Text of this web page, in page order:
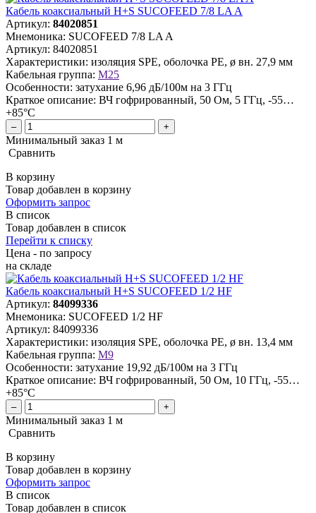
Кабель коаксиальный H+S SUCOFEED 7/8 LA A
Артикул: 84020851
Мнемоника: SUCOFEED 7/8 LA A
Артикул: 84020851
Характеристики: изоляция SPE, оболочка PE, ø вн. 27,9 мм
Кабельная группа: M25
Особенности: затухание 6,96 дБ/100м на 3 ГГц
Краткое описание: ВЧ гофрированный, 50 Ом, 5 ГГц, -55…
+85°C
– +
Минимальный заказ 1 м
Сравнить
В корзину
Товар добавлен в корзину
Оформить запрос
В список
Товар добавлен в список
Перейти к списку
Цена - по запросу
на складе
Кабель коаксиальный H+S SUCOFEED 1/2 HF
Артикул: 84099336
Мнемоника: SUCOFEED 1/2 HF
Артикул: 84099336
Характеристики: изоляция SPE, оболочка PE, ø вн. 13,4 мм
Кабельная группа: M9
Особенности: затухание 19,92 дБ/100м на 3 ГГц
Краткое описание: ВЧ гофрированный, 50 Ом, 10 ГГц, -55…
+85°C
– +
Минимальный заказ 1 м
Сравнить
В корзину
Товар добавлен в корзину
Оформить запрос
В список
Товар добавлен в список